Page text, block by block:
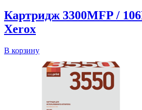
Картридж 3300MFP /
Xerox
В корзину